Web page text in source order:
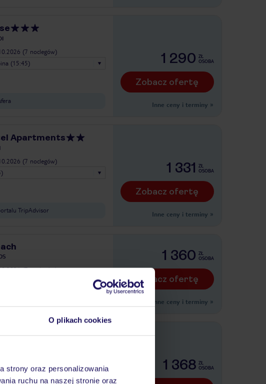
O plikach cookies
strony oraz personalizowania
ruchu na naszej stronie oraz
(7 noclegów)
(15:45)
1 290 ZŁ
OSOBA
Zobacz ofertę
Inne ceny i terminy »
Apartments
(7 noclegów)
TripAdvisor
1 331
ZŁ
OSOBA
Zobacz ofertę
Inne ceny i terminy »
(7 noclegów)
1 360 ZŁ
OSOBA
Zobacz ofertę
Inne ceny i terminy »
(15:45)
1 368 ZŁ
OSOBA